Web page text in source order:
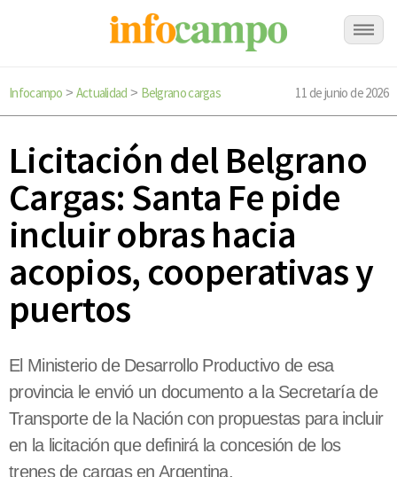
Infocampo > Actualidad > Belgrano cargas 11 de junio de 2026
Licitación del Belgrano
Cargas: Santa Fe pide
incluir obras hacia
acopios, cooperativas y
puertos
El Ministerio de Desarrollo Productivo de esa
provincia le envió un documento a la Secretaría de
Transporte de la Nación con propuestas para incluir
en la licitación que definirá la concesión de los
trenes de cargas en Argentina.